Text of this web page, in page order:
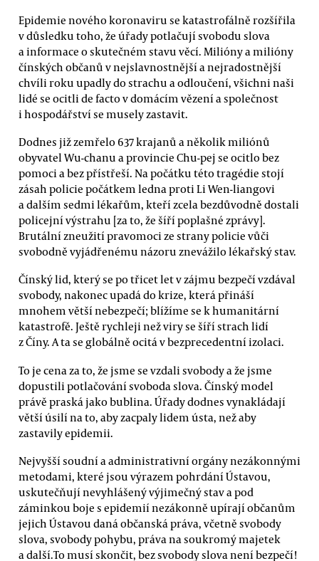
Epidemie nového koronaviru se katastrofálně rozšířila
v důsledku toho, že úřady potlačují svobodu slova
a informace o skutečném stavu věcí. Milióny a milióny
čínských občanů v nejslavnostnější a nejradostnější
chvíli roku upadly do strachu a odloučení, všichni naši
lidé se ocitli de facto v domácím vězení a společnost
i hospodářství se musely zastavit.
Dodnes již zemřelo 637 krajanů a několik miliónů
obyvatel Wu-chanu a provincie Chu-pej se ocitlo bez
pomoci a bez přístřeší. Na počátku této tragédie stojí
zásah policie počátkem ledna proti Li Wen-liangovi
a dalším sedmi lékařům, kteří zcela bezdůvodně dostali
policejní výstrahu [za to, že šíří poplašné zprávy].
Brutální zneužití pravomoci ze strany policie vůči
svobodně vyjádřenému názoru znevážilo lékařský stav.
Čínský lid, který se po třicet let v zájmu bezpečí vzdával
svobody, nakonec upadá do krize, která přináší
mnohem větší nebezpečí; blížíme se k humanitární
katastrofě. Ještě rychleji než viry se šíří strach lidí
z Číny. A ta se globálně ocitá v bezprecedentní izolaci.
To je cena za to, že jsme se vzdali svobody a že jsme
dopustili potlačování svoboda slova. Čínský model
právě praská jako bublina. Úřady dodnes vynakládají
větší úsilí na to, aby zacpaly lidem ústa, než aby
zastavily epidemii.
Nejvyšší soudní a administrativní orgány nezákonnými
metodami, které jsou výrazem pohrdání Ústavou,
uskutečňují nevyhlášený výjimečný stav a pod
záminkou boje s epidemií nezákonně upírají občanům
jejich Ústavou daná občanská práva, včetně svobody
slova, svobody pohybu, práva na soukromý majetek
a další.To musí skončit, bez svobody slova není bezpečí!